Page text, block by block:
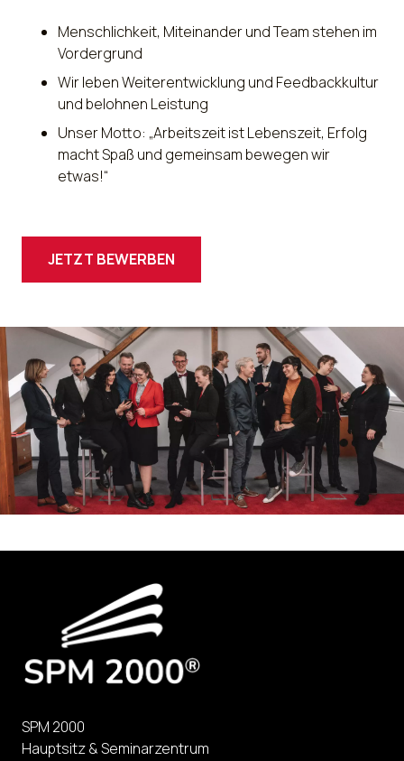
Menschlichkeit, Miteinander und Team stehen im
Vordergrund
Wir leben Weiterentwicklung und Feedbackkultur
und belohnen Leistung
Unser Motto: „Arbeitszeit ist Lebenszeit, Erfolg
macht Spaß und gemeinsam bewegen wir
etwas!“
JETZT BEWERBEN
SPM 2000
Hauptsitz & Seminarzentrum